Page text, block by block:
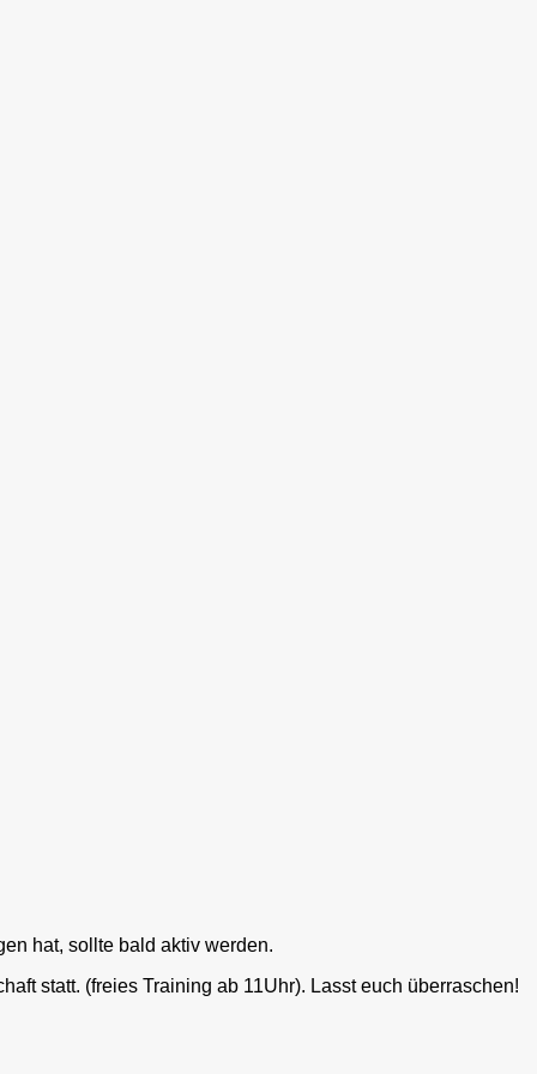
hat, sollte bald aktiv werden.
statt. (freies Training ab 11Uhr). Lasst euch überraschen!